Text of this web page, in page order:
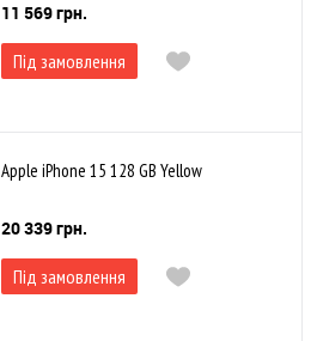
11 569 грн.
Під замовлення
Apple iPhone 15 128 GB Yellow
20 339 грн.
Під замовлення